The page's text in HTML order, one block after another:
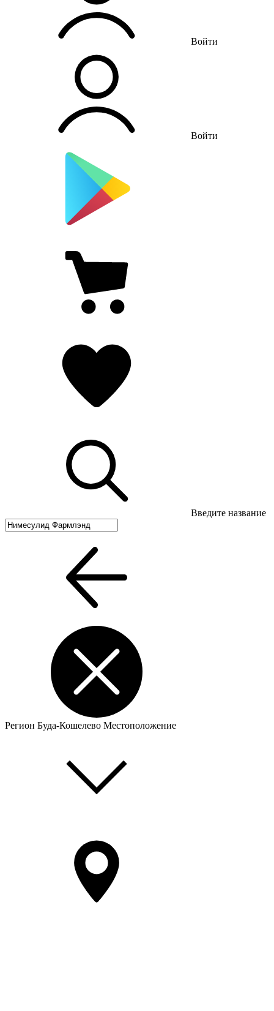
Войти
Войти
Введите название
Регион Буда-Кошелево Местоположение